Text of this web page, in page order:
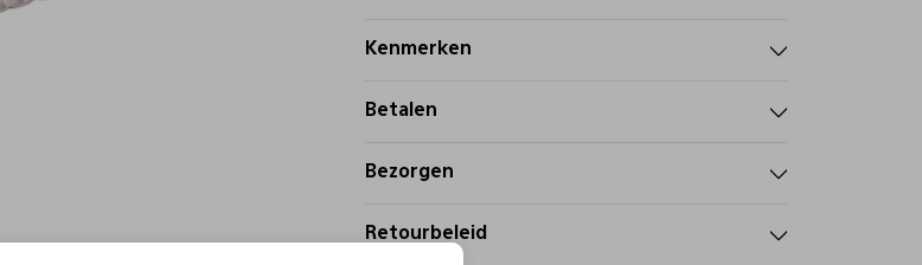
Kenmerken
Betalen
Bezorgen
Retourbeleid